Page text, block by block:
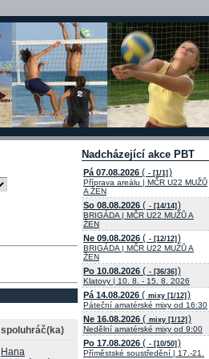
spoluhráč(ka)
Hana
Nadcházející akce PBT
Pá 07.08.2026 ( - [1/1] )
Příprava areálu | MČR U22 MUŽŮ
A ŽEN
So 08.08.2026 ( - [14/14] )
BRIGÁDA | MČR U22 MUŽŮ A
ŽEN
Ne 09.08.2026 ( - [12/12] )
BRIGÁDA | MČR U22 MUŽŮ A
ŽEN
Po 10.08.2026 ( - [36/36] )
Klatovy | 10. 8. - 15. 8. 2026
Pá 14.08.2026 ( mixy [1/12] )
Páteční amatérské mixy od 16:30
Ne 16.08.2026 ( mixy [1/12] )
Nedělní amatérské mixy od 9:00
Po 17.08.2026 ( - [10/50] )
Příměstské soustředění | 17.-21.